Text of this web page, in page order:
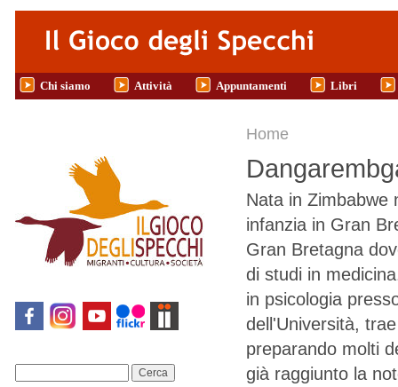
Salta al contenuto principale
Chi siamo Attività Appuntamenti Libri
Tu sei qui
Home
Nata in Zimbabwe
infanzia in Gran
Gran Bretagna
di studi in
in psicologia
dell'Università,
preparando molti
già raggiunto la